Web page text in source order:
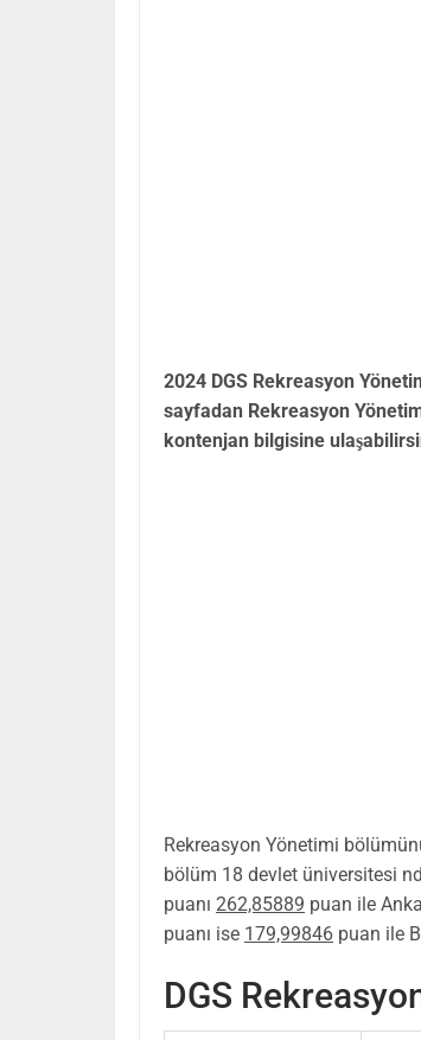
2024 DGS Rekreasyon
sayfadan Rekreasyon
kontenjan bilgisine
Rekreasyon Yönetimi
bölüm 18 devlet üniversitesi
puanı 262,85889 puan ile
puanı ise 179,99846 puan ile
DGS